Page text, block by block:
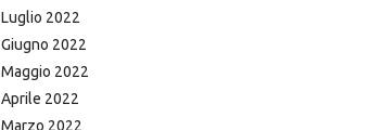
Luglio 2022
Giugno 2022
Maggio 2022
Aprile 2022
Marzo 2022